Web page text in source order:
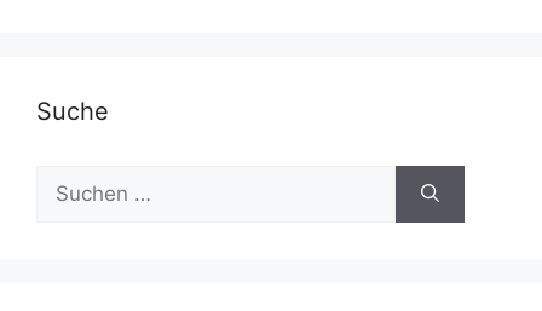
Suche
Suchen
nach: